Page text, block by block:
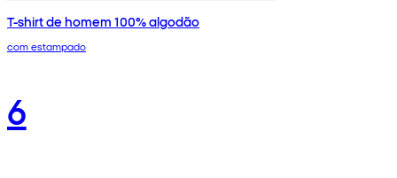
T-shirt de homem 100% algodão
com estampado
6